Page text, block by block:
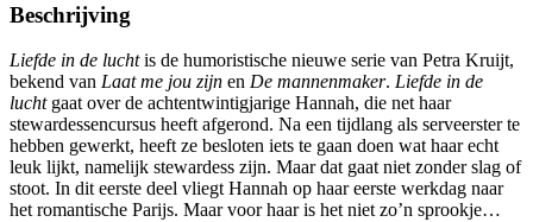
Beschrijving
Liefde in de luchtis de humoristische nieuwe serie van Petra Kruijt,
bekend van Laat me jou zijn en De mannenmaker. Liefde in de
luchtgaat over de achtentwintigjarige Hannah, die net haar
stewardessencursus heeft afgerond. Na een tijdlang als serveerster te
hebben gewerkt, heeft ze besloten iets te gaan doen wat haar echt
leuk lijkt, namelijk stewardess zijn. Maar dat gaat niet zonder slag of
stoot. In dit eerste deel vliegt Hannah op haar eerste werkdag naar
het romantische Parijs. Maar voor haar is het niet zo’n sprookje…